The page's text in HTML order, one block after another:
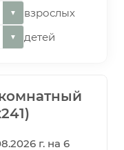
▼ взрослых
▼ детей
г. на 6